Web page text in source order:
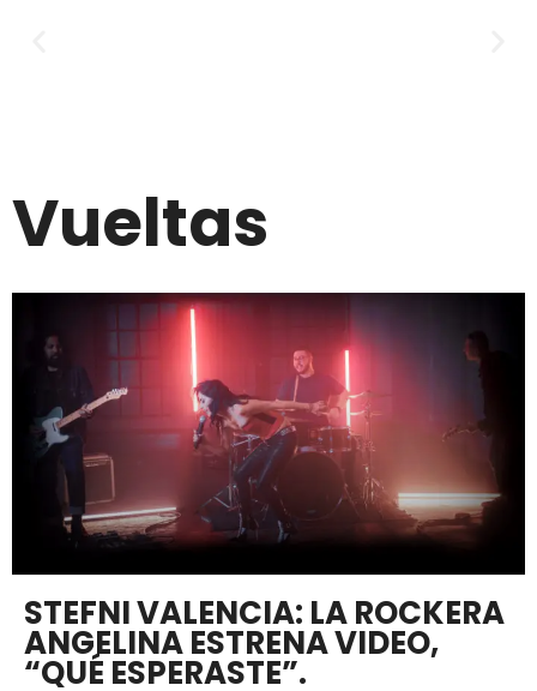
Vueltas
STEFNI VALENCIA: LA ROCKERA
ANGELINA ESTRENA VIDEO,
“QUÉ ESPERASTE”.